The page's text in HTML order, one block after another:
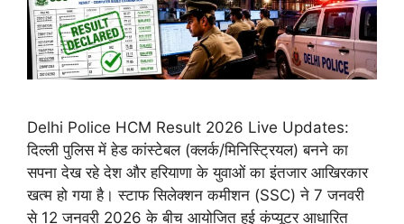
Delhi Police HCM Result 2026 Live Updates:
दिल्ली पुलिस में हेड कांस्टेबल (क्लर्क/मिनिस्ट्रियल) बनने का
सपना देख रहे देश और हरियाणा के युवाओं का इंतजार आखिरकार
खत्म हो गया है। स्टाफ सिलेक्शन कमीशन (SSC) ने 7 जनवरी
से 12 जनवरी 2026 के बीच आयोजित हुई कंप्यूटर आधारित